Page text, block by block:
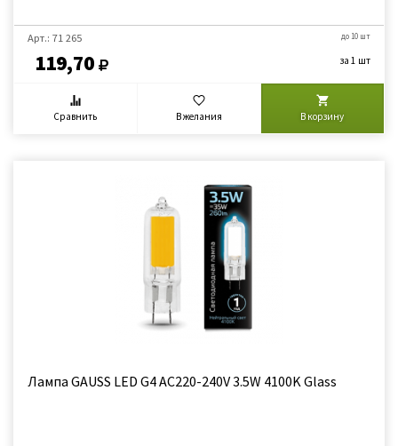
Арт.: 71 265
119,70
до 10 шт
за 1 шт
Сравнить В желания В корзину
Лампа GAUSS LED G4 AC220-240V 3.5W 4100K Glass